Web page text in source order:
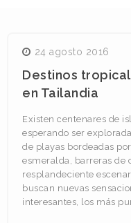
24 agosto 2016
Destinos
en Tailandia
Existen centenares de
esperando ser
de playas bordeadas
esmeralda, barreras de
resplandeciente
buscan nuevas
interesantes, los más
Navegación
entradas